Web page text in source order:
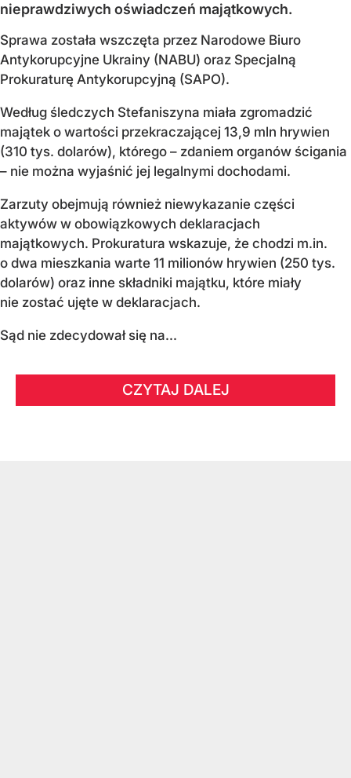
nieprawdziwych oświadczeń majątkowych.
Sprawa została wszczęta przez Narodowe Biuro
Antykorupcyjne Ukrainy (NABU) oraz Specjalną
Prokuraturę Antykorupcyjną (SAPO).
Według śledczych Stefaniszyna miała zgromadzić
majątek o wartości przekraczającej 13,9 mln hrywien
(310 tys. dolarów), którego – zdaniem organów ścigania
– nie można wyjaśnić jej legalnymi dochodami.
Zarzuty obejmują również niewykazanie części
aktywów w obowiązkowych deklaracjach
majątkowych. Prokuratura wskazuje, że chodzi m.in.
o dwa mieszkania warte 11 milionów hrywien (250 tys.
dolarów) oraz inne składniki majątku, które miały
nie zostać ujęte w deklaracjach.
Sąd nie zdecydował się na...
CZYTAJ DALEJ